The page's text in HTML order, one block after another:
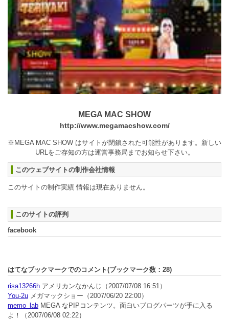
MEGA MAC SHOW
http://www.megamacshow.com/
※MEGA MAC SHOW はサイトが閉鎖された可能性があります。新しい
URLをご存知の方は運営事務局までお知らせ下さい。
このウェブサイトの制作会社情報
このサイトの制作実績 情報は現在ありません。
このサイトの評判
facebook
はてなブックマークでのコメント(ブックマーク数： 28)
risa13266h アメリカンなかんじ
（2007/07/08 16:51）
You-2u メガマックショー （2007/06/20 22:00）
memo_lab MEGA なPIPコンテンツ。面白いブログパーツが手に入る
よ！
（2007/06/08 02:22）